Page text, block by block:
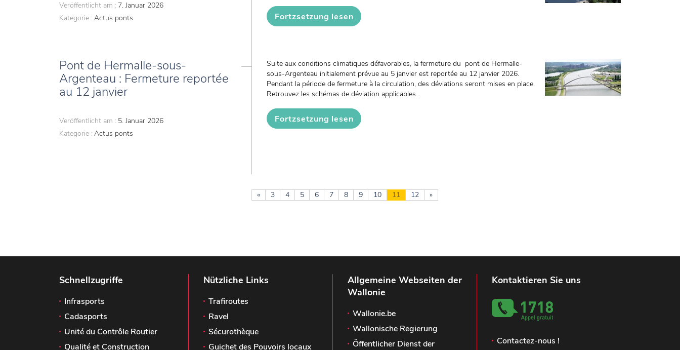
Veröffentlicht am : 7. Januar 2026
Kategorie : Actus ponts Fortzsetzung lesen
Pont de Hermalle-sous-
Argenteau : Fermeture reportée
au 12 janvier
Veröffentlicht am : 5. Januar 2026
Kategorie : Actus ponts
Suite aux conditions climatiques défavorables, la fermeture du pont de Hermalle-
sous-Argenteau initialement prévue au 5 janvier est reportée au 12 janvier 2026.
Pendant la période de fermeture à la circulation, des déviations seront mises en place.
Retrouvez les schémas de déviation applicables...
Fortzsetzung lesen
« 3 4 5 6 7 8 9 10 11 12 »
Schnellzugriffe
Infrasports
Cadasports
Unité du Contrôle Routier
Qualité et Construction
Nützliche Links
Trafiroutes
Ravel
Sécurothèque
Guichet des Pouvoirs locaux
Allgemeine Webseiten der
Wallonie
Wallonie.be
Wallonische Regierung
Öffentlicher Dienst der
Kontaktieren Sie uns
Contactez-nous !